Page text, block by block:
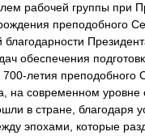
рабочей группы при
преподобного
обеспечения
летия преподобного
на современном уровне
в стране, благодаря
эпохами, которые